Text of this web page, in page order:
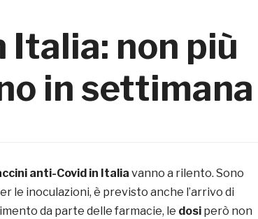
Italia: non più
in settimana
anti-Covid in Italia vanno a rilento. Sono
le inoculazioni, è previsto anche l’arrivo di
da parte delle farmacie, le dosi però non